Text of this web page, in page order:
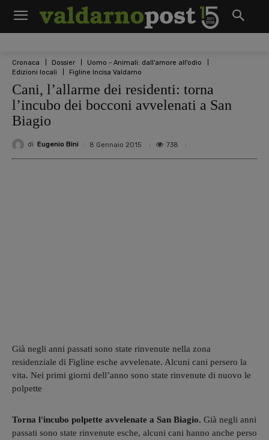
Cronaca Dossier
Uomo - Animali: dall'amore all'odio
Edizioni locali
Figline Incisa Valdarno
Cani, l’allarme dei residenti: torna
l’incubo dei bocconi avvelenati a San
Biagio
di Eugenio Bini 8 Gennaio 2015 738
Già negli anni passati sono state rinvenute nella zona
residenziale di Figline esche avvelenate. Alcuni cani persero la
vita. Nei primi giorni dell’anno sono state rinvenute di nuovo le
polpette
Torna l'incubo polpette avvelenate a San Biagio. Già negli anni
passati sono state rinvenute esche, alcuni cani hanno anche perso